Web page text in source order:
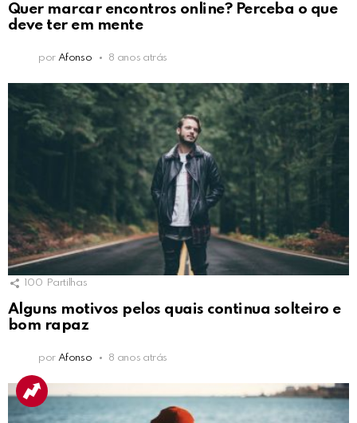
Quer marcar encontros online? Perceba o que
deve ter em mente
por Afonso 8 anos atrás
100 Partilhas
Alguns motivos pelos quais continua solteiro e
bom rapaz
por Afonso 8 anos atrás